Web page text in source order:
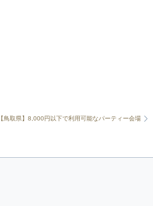
【鳥取県】8,000円以下で利用可能なパーティー会場